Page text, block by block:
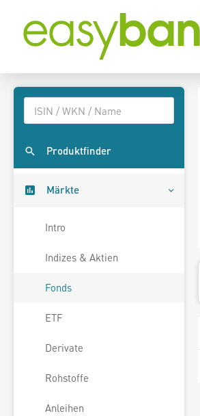
Produktfinder
Märkte
Intro
Indizes & Aktien
Fonds
ETF
Derivate
Rohstoffe
Anleihen